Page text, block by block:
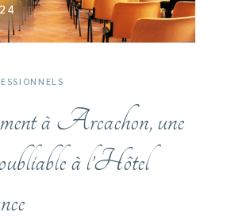
à Arcachon, une
à l’Hôtel